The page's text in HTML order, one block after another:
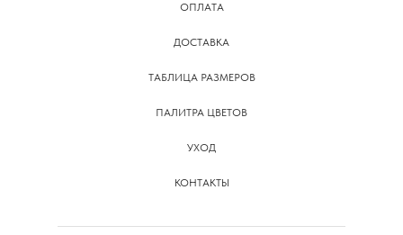
ОПЛАТА
ДОСТАВКА
ТАБЛИЦА РАЗМЕРОВ
ПАЛИТРА ЦВЕТОВ
УХОД
КОНТАКТЫ